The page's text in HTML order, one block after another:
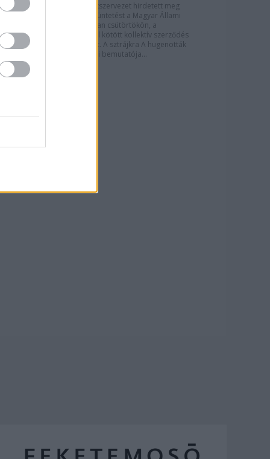
Három szakszervezet hirdetett meg
munkabeszüntetést a Magyar Állami
Operaházban csütörtökön, a
dolgozókkal kötött kollektív szerződés
hiánya miatt. A sztrájkra A hugenották
október 28-i bemutatója...